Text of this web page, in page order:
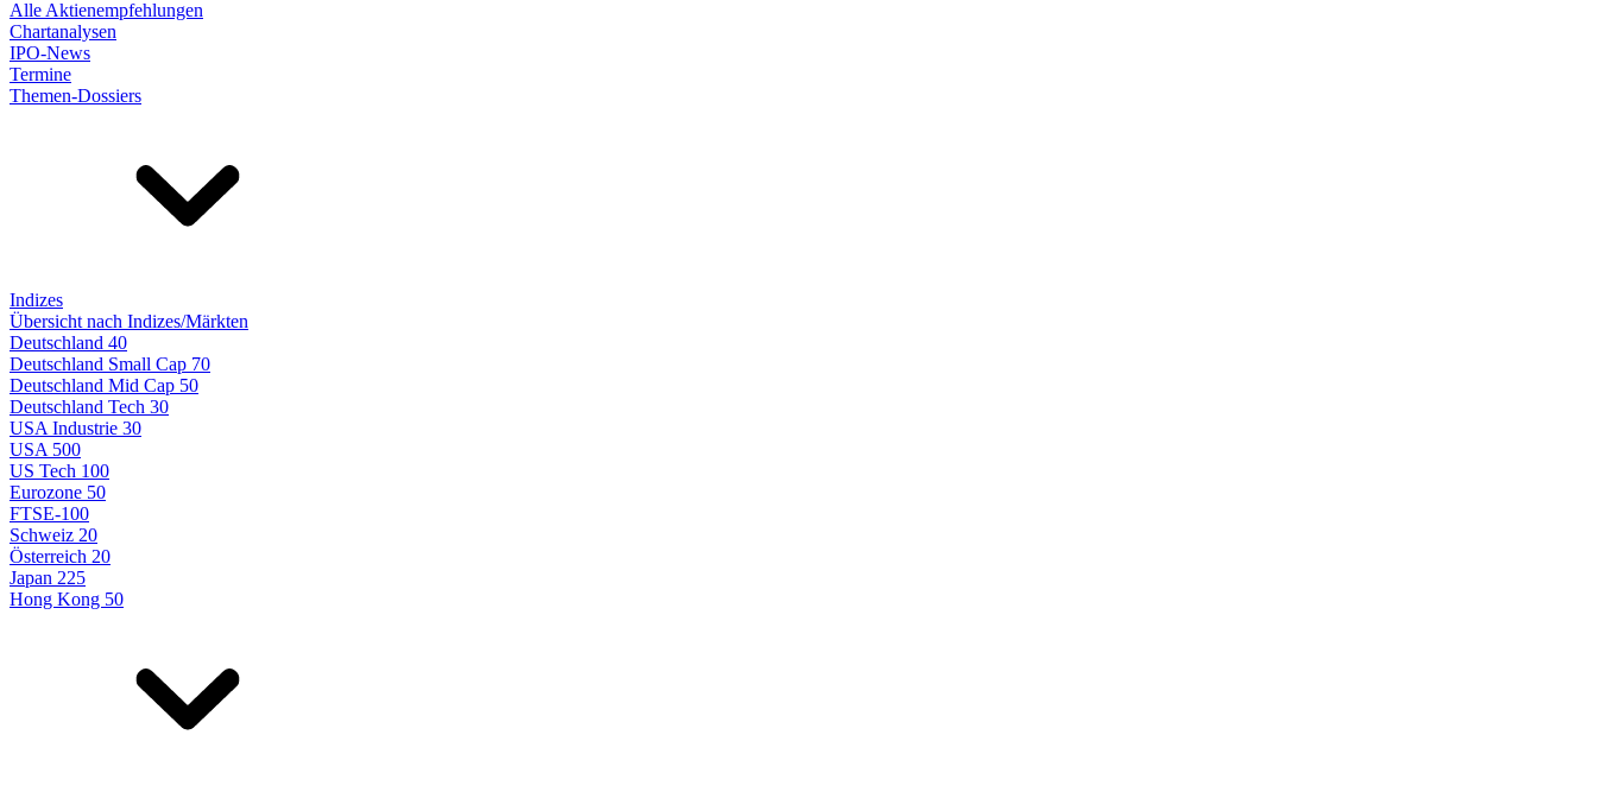
Alle Aktienempfehlungen
Chartanalysen
IPO-News
Termine
Themen-Dossiers
Indizes
Übersicht nach Indizes/Märkten
Deutschland 40
Deutschland Small Cap 70
Deutschland Mid Cap 50
Deutschland Tech 30
USA Industrie 30
USA 500
US Tech 100
Eurozone 50
FTSE-100
Schweiz 20
Österreich 20
Japan 225
Hong Kong 50